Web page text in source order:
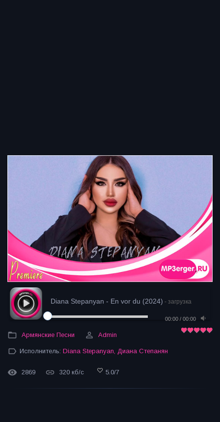
Diana Stepanyan - En vor du (2024) - загрузка
00:00 / 00:00
Армянские Песни Admin
Исполнитель: Diana Stepanyan Диана Степанян
2869 320 кб/с 5.0/7